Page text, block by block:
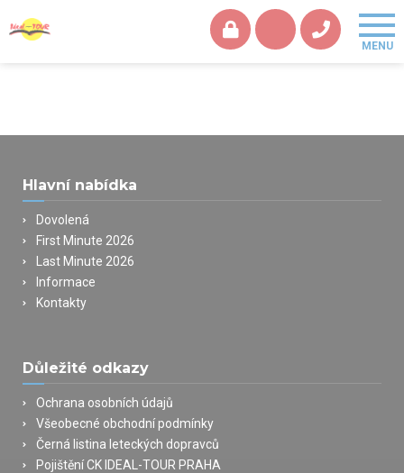
Hlavní nabídka
Dovolená
First Minute 2026
Last Minute 2026
Informace
Kontakty
Důležité odkazy
Ochrana osobních údajů
Všeobecné obchodní podmínky
Černá listina leteckých dopravců
Pojištění CK IDEAL-TOUR PRAHA